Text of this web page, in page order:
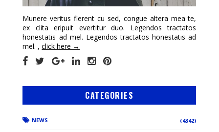
Munere veritus fierent cu sed, congue altera mea te,
ex clita eripuit evertitur duo. Legendos tractatos
honestatis ad mel. Legendos tractatos honestatis ad
mel. ,click here →
CATEGORIES
NEWS (4342)